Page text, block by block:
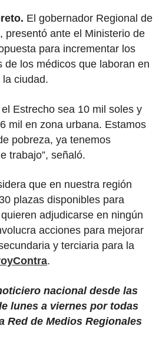
El gobernador Regional de
presentó ante el Ministerio de
para incrementar los
de los médicos que laboran en
ciudad.
Estrecho sea 10 mil soles y
mil en zona urbana. Estamos
pobreza, ya tenemos
trabajo”, señaló.
que en nuestra región
plazas disponibles para
adjudicarse en ningún
acciones para mejorar
y terciaria para la
.
nacional desde las
lunes a viernes por todas
Red de Medios Regionales